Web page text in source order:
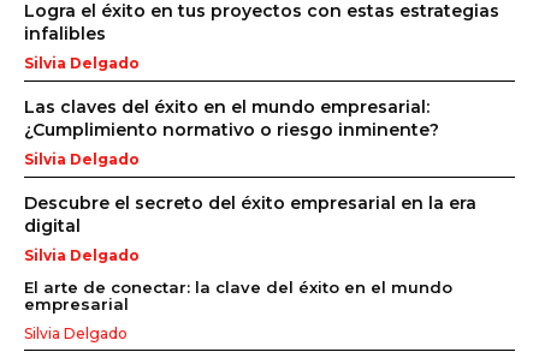
Logra el éxito en tus proyectos con estas estrategias
infalibles
Silvia Delgado
Las claves del éxito en el mundo empresarial:
¿Cumplimiento normativo o riesgo inminente?
Silvia Delgado
Descubre el secreto del éxito empresarial en la era
digital
Silvia Delgado
El arte de conectar: la clave del éxito en el mundo
empresarial
Silvia Delgado